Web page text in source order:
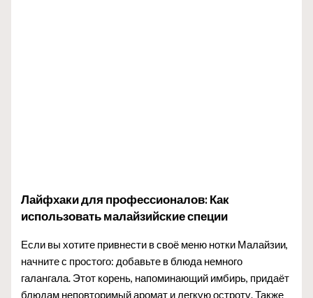
Лайфхаки для профессионалов: Как
использовать малайзийские специи
Если вы хотите привнести в своё меню нотки Малайзии,
начните с простого: добавьте в блюда немного
галангала. Этот корень, напоминающий имбирь, придаёт
блюдам неповторимый аромат и легкую остроту. Также